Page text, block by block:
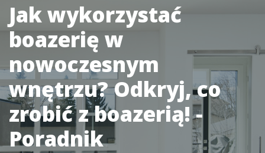
Jak wykorzystać
boazerię w
nowoczesnym
wnętrzu? Odkryj, co
zrobić z boazerią! -
Poradnik